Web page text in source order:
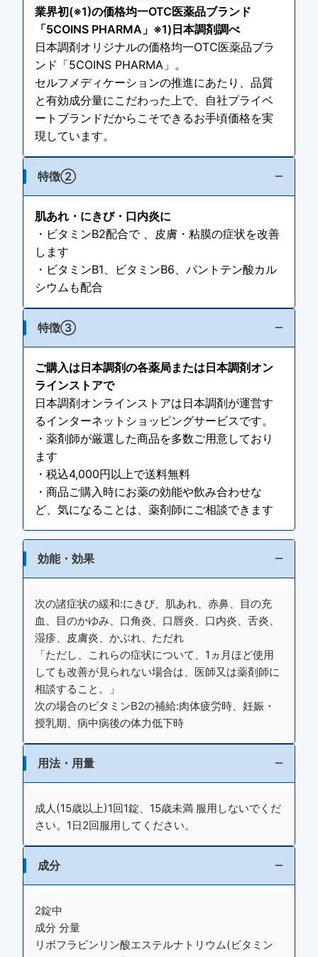
業界初(※1)の価格均一OTC医薬品ブランド
「5COINS PHARMA」※1)日本調剤調べ
日本調剤オリジナルの価格均一OTC医薬品ブラ
ンド「5COINS PHARMA」。
セルフメディケーションの推進にあたり、品質
と有効成分量にこだわった上で、自社プライベ
ートブランドだからこそできるお手頃価格を実
現しています。
特徴②
肌あれ・にきび・口内炎に
・ビタミンB2配合で 、皮膚・粘膜の症状を改善
します
・ビタミンB1、ビタミンB6、パントテン酸カル
シウムも配合
特徴③
ご購入は日本調剤の各薬局または日本調剤オン
ラインストアで
日本調剤オンラインストアは日本調剤が運営す
るインターネットショッピングサービスです。
・薬剤師が厳選した商品を多数ご用意しており
ます
・税込4,000円以上で送料無料
・商品ご購入時にお薬の効能や飲み合わせな
ど、気になることは、薬剤師にご相談できます
効能・効果
次の諸症状の緩和:にきび、肌あれ、赤鼻、目の充
血、目のかゆみ、口角炎、口唇炎、口内炎、舌炎、
湿疹、皮膚炎、かぶれ、ただれ
「ただし、これらの症状について、1ヵ月ほど使用
しても改善が見られない場合は、医師又は薬剤師に
相談すること。」
次の場合のビタミンB2の補給:肉体疲労時、妊娠・
授乳期、病中病後の体力低下時
用法・用量
成人(15歳以上)1回1錠、15歳未満 服用しないでくだ
さい。1日2回服用してください。
成分
2錠中
成分 分量
リボフラビンリン酸エステルナトリウム(ビタミン